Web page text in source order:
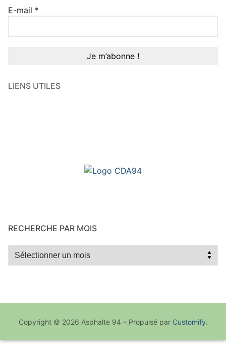
E-mail *
LIENS UTILES
RECHERCHE PAR MOIS
Recherche
Copyright © 2026 Asphalte 94 – Propulsé par Customify.